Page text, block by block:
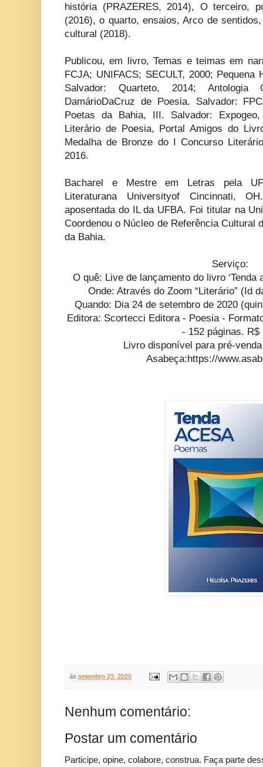
história (PRAZERES, 2014), O terceiro,
(2016), o quarto, ensaios, Arco de
cultural (2018).
Publicou, em livro, Temas e teimas em
FCJA; UNIFACS; SECULT, 2000;
Salvador: Quarteto, 2014;
DamárioDaCruz de Poesia. Salvador:
Poetas da Bahia, III. Salvador:
Literário de Poesia, Portal Amigos do
Medalha de Bronze do I Concurso
2016.
Bacharel e Mestre em Letras pela
Literaturana Universityof Cincinnati,
aposentada do IL da UFBA. Foi titular na
Coordenou o Núcleo de Referência Cultural
da Bahia.
Serviço:
O quê: Live de lançamento do livro
Onde: Através do Zoom “Literário” (Id
Quando: Dia 24 de setembro de 2020
Editora: Scortecci Editora - Poesia -
- 152 páginas.
Livro disponível para pré-
Asabeça:https://
às setembro 23, 2020
Nenhum comentário:
Postar um comentário
Participe, opine, colabore, construa. Faça parte